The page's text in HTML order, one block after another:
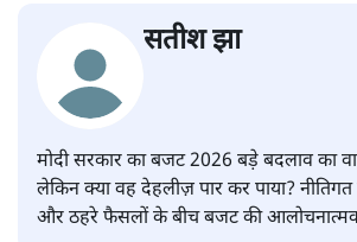
सतीश झा
मोदी सरकार का बजट 2026 बड़े बदलाव का
लेकिन क्या वह देहलीज़ पार कर पाया?
और ठहरे फैसलों के बीच बजट की आलोचनात्मक